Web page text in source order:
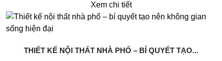
Xem chi tiết
THIẾT KẾ NỘI THẤT NHÀ PHỐ – BÍ QUYẾT TẠO...